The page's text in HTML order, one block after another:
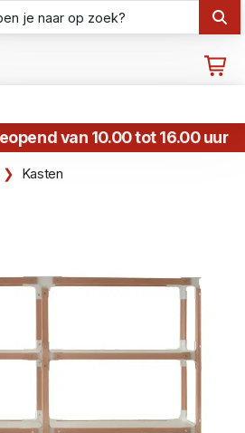
van 10.00 tot 16.00 uur
Kasten